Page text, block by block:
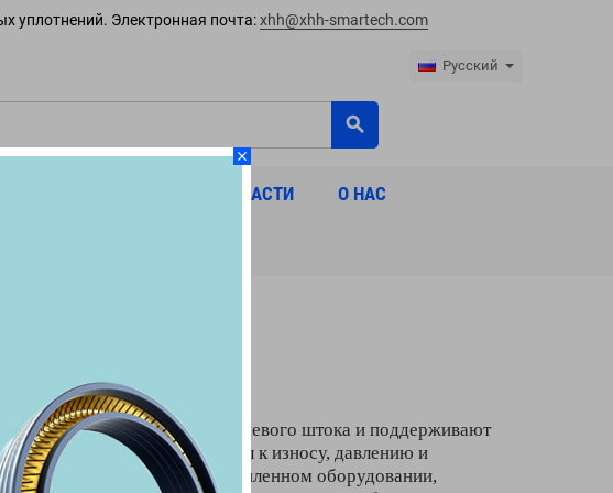
уплотнений. Электронная почта: xhh@xhh-smartech.com
Русский
search
OEM-СОВМЕСТИМЫЕ ЗАПЧАСТИ О НАС
7241717
жидкости вдоль поршневого штока и поддерживают
HNBR или PU, они устойчивы к износу, давлению и
технике и промышленном оборудовании,
close